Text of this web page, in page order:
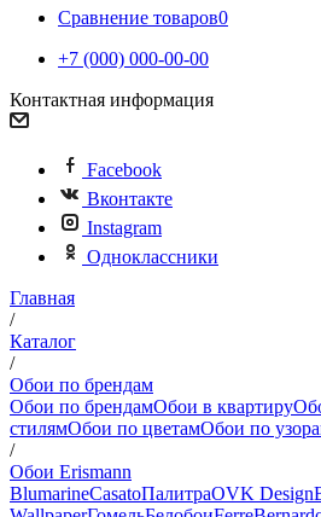
Сравнение товаров0
+7 (000) 000-00-00
Контактная информация
Facebook
Вконтакте
Instagram
Одноклассники
Главная
/
Каталог
/
Обои по брендам
Обои по брендамОбои в квартиру
стилямОбои по цветамОбои по
/
Обои Erismann
BlumarineCasatoПалитраOVK Design